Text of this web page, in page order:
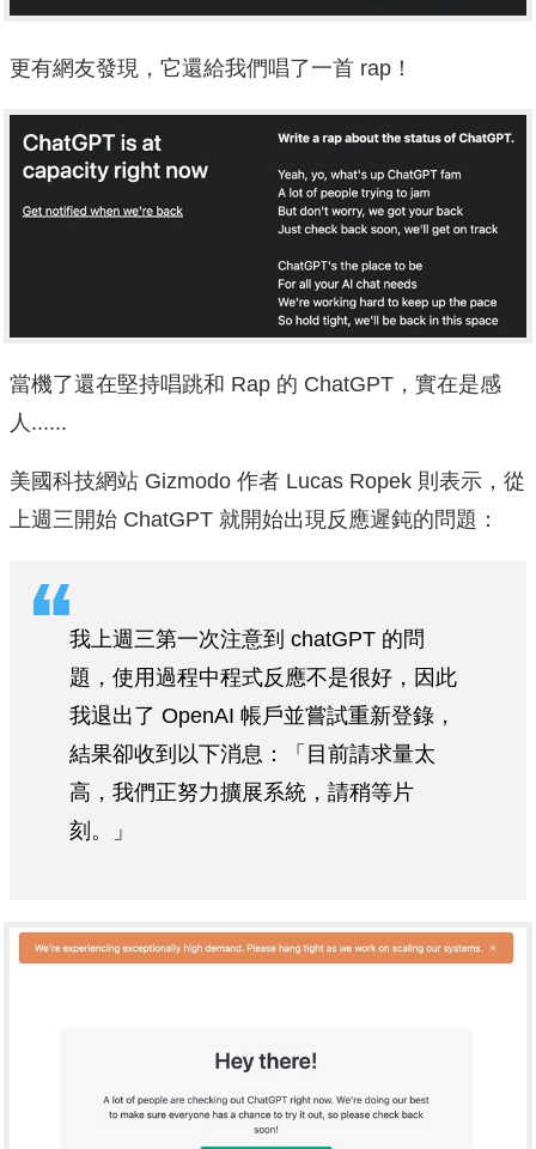
更有網友發現，它還給我們唱了一首 rap！
當機了還在堅持唱跳和 Rap 的 ChatGPT，實在是感
人......
美國科技網站 Gizmodo 作者 Lucas Ropek 則表示，從
上週三開始 ChatGPT 就開始出現反應遲鈍的問題：
我上週三第一次注意到 chatGPT 的問
題，使用過程中程式反應不是很好，因此
我退出了 OpenAI 帳戶並嘗試重新登錄，
結果卻收到以下消息：「目前請求量太
高，我們正努力擴展系統，請稍等片
刻。」